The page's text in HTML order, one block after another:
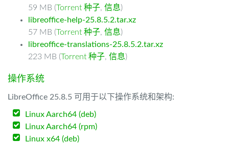
59 MB (Torrent 种子, 信息)
libreoffice-help-25.8.5.2.tar.xz
57 MB (Torrent 种子, 信息)
libreoffice-translations-25.8.5.2.tar.xz
223 MB (Torrent 种子, 信息)
操作系统
LibreOffice 25.8.5 可用于以下操作系统和架构:
Linux Aarch64 (deb)
Linux Aarch64 (rpm)
Linux x64 (deb)